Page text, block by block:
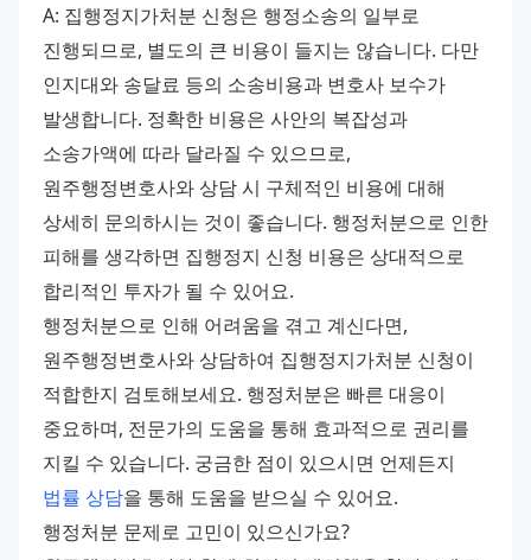
A: 집행정지가처분 신청은 행정소송의 일부로
진행되므로, 별도의 큰 비용이 들지는 않습니다. 다만
인지대와 송달료 등의 소송비용과 변호사 보수가
발생합니다. 정확한 비용은 사안의 복잡성과
소송가액에 따라 달라질 수 있으므로,
원주행정변호사와 상담 시 구체적인 비용에 대해
상세히 문의하시는 것이 좋습니다. 행정처분으로 인한
피해를 생각하면 집행정지 신청 비용은 상대적으로
합리적인 투자가 될 수 있어요.
행정처분으로 인해 어려움을 겪고 계신다면,
원주행정변호사와 상담하여 집행정지가처분 신청이
적합한지 검토해보세요. 행정처분은 빠른 대응이
중요하며, 전문가의 도움을 통해 효과적으로 권리를
법률 상담을 통해 도움을 받으실 수 있어요.
행정처분 문제로 고민이 있으신가요?